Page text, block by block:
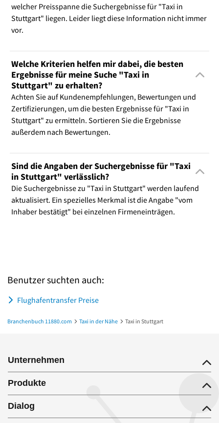
welcher Preisspanne die Suchergebnisse für "Taxi in
Stuttgart" liegen. Leider liegt diese Information nicht immer
vor.
Welche Kriterien helfen mir dabei, die besten
Ergebnisse für meine Suche "Taxi in
Stuttgart" zu erhalten?
Achten Sie auf Kundenempfehlungen, Bewertungen und
Zertifizierungen, um die besten Ergebnisse für "Taxi in
Stuttgart" zu ermitteln. Sortieren Sie die Ergebnisse
außerdem nach Bewertungen.
Sind die Angaben der Suchergebnisse für "Taxi
in Stuttgart" verlässlich?
Die Suchergebnisse zu "Taxi in Stuttgart" werden laufend
aktualisiert. Ein spezielles Merkmal ist die Angabe "vom
Inhaber bestätigt" bei einzelnen Firmeneinträgen.
Benutzer suchten auch:
Flughafentransfer Preise
Branchenbuch 11880.com Taxi in der Nähe Taxi in Stuttgart
Unternehmen
Produkte
Dialog